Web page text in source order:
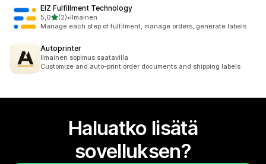
EIZ Fulfillment Technology
5,0/ 5 tähteä
(2)
2 arvostelua yhteensä
•Ilmainen
Manage each step of fulfilment, manage orders, generate labels
Autoprinter
Ilmainen sopimus saatavilla
Customize and auto-print order documents and shipping labels
Haluatko lisätä
sovelluksen?